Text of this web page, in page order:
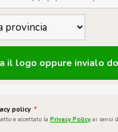
il logo oppure invialo
policy *
e accettato la Privacy Policy ai sensi